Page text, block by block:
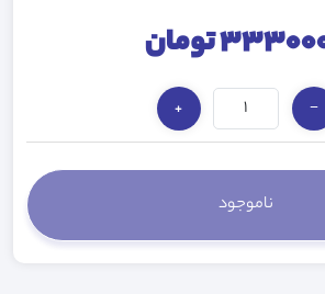
تومان
−
+